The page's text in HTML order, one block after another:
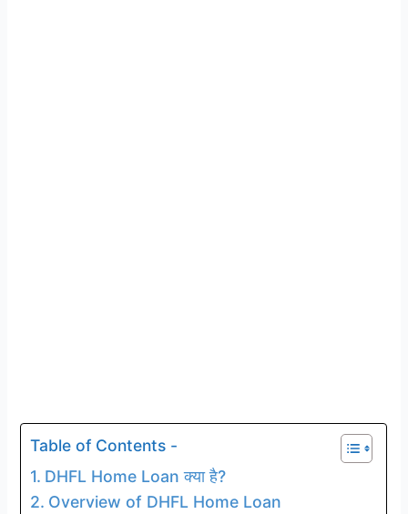
Table of Contents -
DHFL Home Loan क्या है?
Overview of DHFL Home Loan